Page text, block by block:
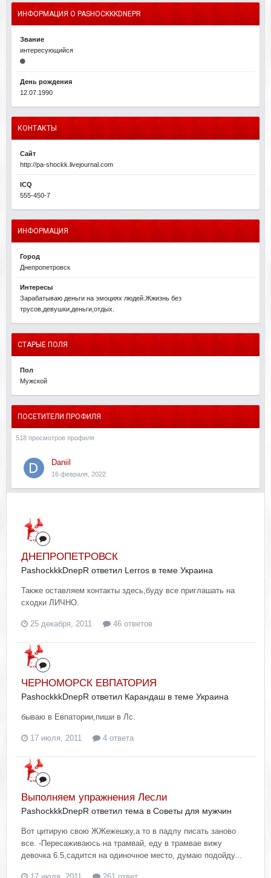
ИНФОРМАЦИЯ О PASHOCKKKDNEPR
Звание
интересующийся
День рождения
12.07.1990
КОНТАКТЫ
Сайт
http://pa-shockk.livejournal.com
ICQ
555-450-7
ИНФОРМАЦИЯ
Город
Днепропетровск
Интересы
Зарабатываю деньги на эмоциях людей.Жжизнь без
трусов,девушки,деньги,отдых.
СТАРЫЕ ПОЛЯ
Пол
Мужской
ПОСЕТИТЕЛИ ПРОФИЛЯ
518 просмотров профиля
Daniil
16 февраля, 2022
ДНЕПРОПЕТРОВСК
PashockkkDnepR ответил Lerros в теме Украина
Также оставляем контакты здесь,буду все приглашать на
сходки ЛИЧНО.
25 декабря, 2011 46 ответов
ЧЕРНОМОРСК ЕВПАТОРИЯ
PashockkkDnepR ответил Карандаш в теме Украина
бываю в Евпатории,пиши в Лс.
17 июля, 2011 4 ответа
Выполняем упражнения Лесли
PashockkkDnepR ответил тема в Советы для мужчин
Вот цитирую свою ЖЖежешку,а то в падлу писать заново
все. -Пересаживаюсь на трамвай, еду в трамвае вижу
девочка 6.5,садится на одиночное место, думаю подойду...